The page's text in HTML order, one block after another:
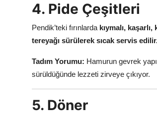
4. Pide Çeşitleri
Pendik’teki fırınlarda kıymalı,
tereyağı sürülerek sıcak servis
Tadım Yorumu: Hamurun gevrek
sürüldüğünde lezzeti zirveye çıkıyor.
5. Döner